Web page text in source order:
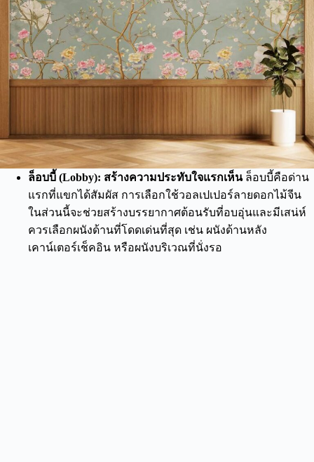
ล็อบบี้ (Lobby): สร้างความประทับใจแรกเห็นล็อบบี้คือด่าน
แรกที่แขกได้สัมผัส การเลือกใช้วอลเปเปอร์ลายดอกไม้จีน
ในส่วนนี้จะช่วยสร้างบรรยากาศต้อนรับที่อบอุ่นและมีเสน่ห์
ควรเลือกผนังด้านที่โดดเด่นที่สุด เช่น ผนังด้านหลัง
เคาน์เตอร์เช็คอิน หรือผนังบริเวณที่นั่งรอ